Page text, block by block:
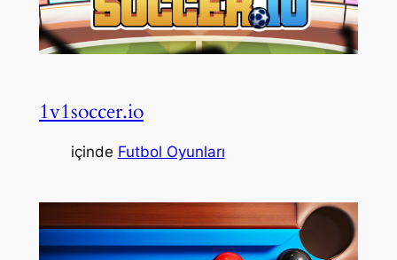
1v1soccer.io
içinde Futbol Oyunları